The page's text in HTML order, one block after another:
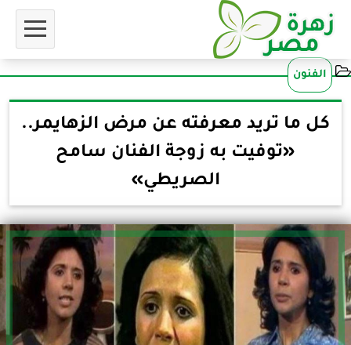
الفنون
كل ما تريد معرفته عن مرض الزهايمر..
«توفيت به زوجة الفنان سامح
الصريطي»